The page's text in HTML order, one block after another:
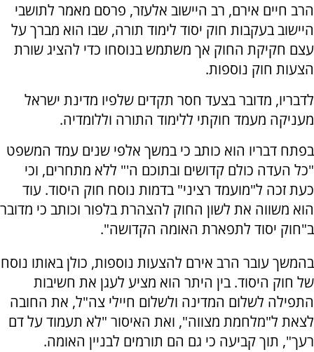
הרב חיים אירם, רב היישוב אלעזר, פרסם מאמר לתושבי
היישוב בעקבות חוק יסוד לימוד תורה, שבו הוא מברך על
עצם חקיקת החוק אך משתמש בנוסחו כדי להציג שורת
הצעות חוק נוספות.
לדבריו, מדובר בצעד חסר תקדים שלפיו מדינת ישראל
מעניקה מעמד חוקתי ללימוד התורה וללומדיה.
בפתח דבריו הוא כותב כי במשך אלפי שנים עמד המשפט
"כל העדה כולם קדושים ובתוכם ה'" ללא מתחרים, וכי
כעת זכה ל"מועמד רציני" בדמות נוסח חוק היסוד. עוד
הוא משווה את לשון החוק להצהרת בלפור וכותב כי מדובר
ב"חוק יסוד לתפארת האומה הקדושה".
בהמשך עובר הרב אירם להצעות נוספות, כולן באותו נוסח
של חוק היסוד. בין היתר הוא מציע לעגן את חשיבות
התפילה לשלום המדינה ולשלום חיילי צה"ל, את החובה
לצאת ל"מלחמת מצווה", ואת האיסור "לא תעמוד על דם
רעך", תוך קביעה כי גם הם תורמים לבניין האומה.